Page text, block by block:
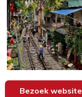
Bezoek website